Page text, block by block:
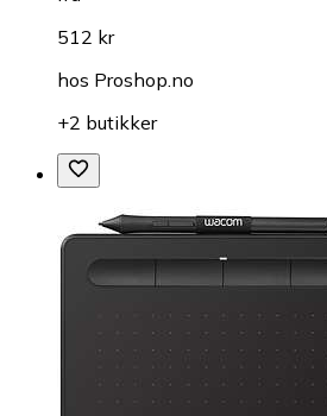
512 kr
hos Proshop.no
+2 butikker